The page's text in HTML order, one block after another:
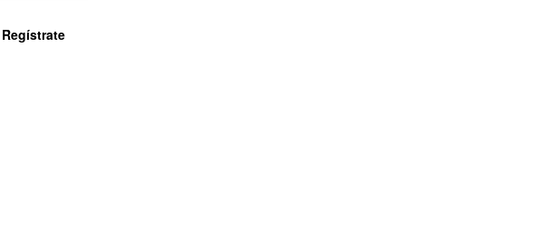
Regístrate